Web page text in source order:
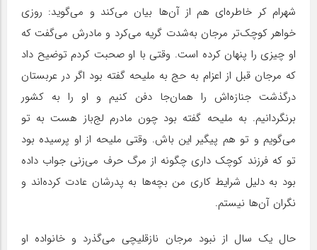
شهرام کر خاطره‌ای هم از آن‌ها بیان می‌کند و می‌گوید: روزی
خواهر کوچک‌تر مرجان به‌شدت گریه می‌کرد و مادرش می‌گفت که
او چیزی را پنهان کرده است. وقتی با او صحبت کردم توضیح داد
که مرجان قبل از اعزام به حج به ملیحه گفته بود اگر در عربستان
درگذشت جنازه‌اش را همان‌جا دفن کنیم و او را به کشور
برنگردانیم. به ملیحه گفته بود چون مادرم لج‌باز هست به تو
می‌گویم و تو هم پیگیر این باش. وقتی ملیحه از او پرسیده بود
تو که فرزند کوچک داری چگونه از مرگ حرف می‌زنی جواب داده
بود به دلیل شرایط کاری من بچه‌ها به پدرشان عادت کرده‌اند و
نگران آن‌ها نیستم.
حال یک سال از نبود مرجان نازقلیچی می‌گذرد و خانواده او